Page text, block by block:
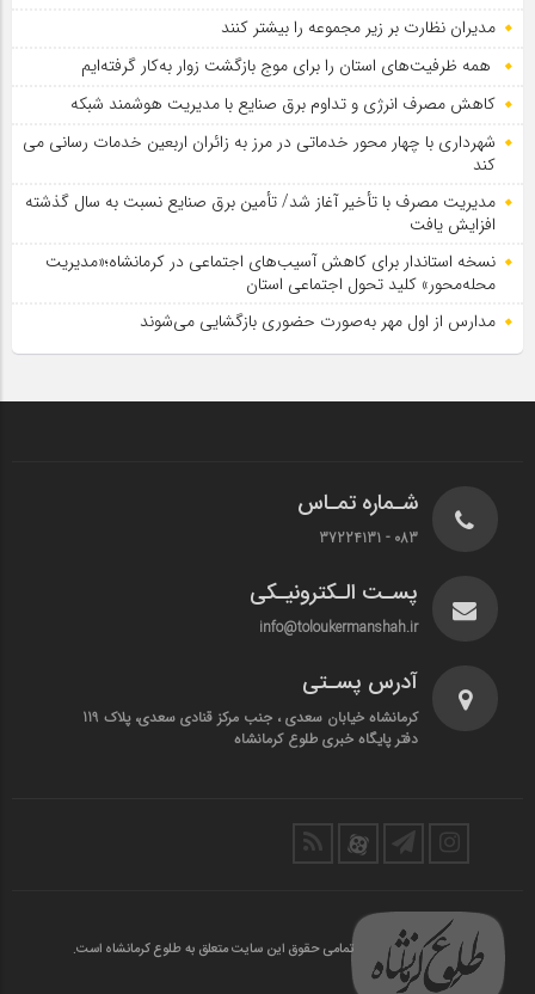
مدیران نظارت بر زیر مجموعه را بیشتر کنند
همه ظرفیت‌های استان را برای موج بازگشت زوار به‌کار گرفته‌ایم
کاهش مصرف انرژی و تداوم برق صنایع با مدیریت هوشمند شبکه
شهرداری با چهار محور خدماتی در مرز به زائران اربعین خدمات رسانی می
کند
مدیریت مصرف با تأخیر آغاز شد/ تأمین برق صنایع نسبت به سال گذشته
افزایش یافت
نسخه استاندار برای کاهش آسیب‌های اجتماعی در کرمانشاه؛«مدیریت
محله‌محور» کلید تحول اجتماعی استان
مدارس از اول مهر به‌صورت حضوری بازگشایی می‌شوند
شـماره تمـاس
083 - 37224131
پسـت الـکترونیـکی
info@toloukermanshah.ir
آدرس پسـتی
کرمانشاه خیابان سعدی ، جنب مرکز قنادی سعدی، پلاک 119
دفتر پایگاه خبری طلوع کرمانشاه
تمامی حقوق این سایت متعلق به طلوع کرمانشاه است.